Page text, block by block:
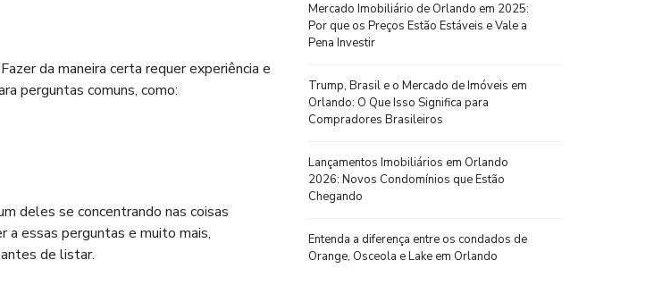
da maneira certa requer experiência e
perguntas comuns, como:
deles se concentrando nas coisas
a essas perguntas e muito mais,
de listar.
Mercado Imobiliário de Orlando em 2025:
Por que os Preços Estão Estáveis e Vale a
Pena Investir
Trump, Brasil e o Mercado de Imóveis em
Orlando: O Que Isso Significa para
Compradores Brasileiros
Lançamentos Imobiliários em Orlando
2026: Novos Condomínios que Estão
Chegando
Entenda a diferença entre os condados de
Orange, Osceola e Lake em Orlando